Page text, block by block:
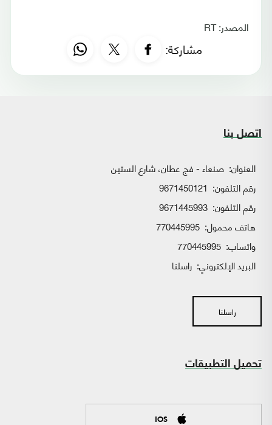
المصدر: RT
مشاركة:
اتصل بنا
العنوان: صنعاء - فج عطان، شارع الستين
رقم التلفون: 9671450121
رقم التلفون: 9671445993
هاتف محمول: 770445995
واتساب:
البريد الإلكتروني: راسلنا
راسلنا
تحميل التطبيقات
IOS